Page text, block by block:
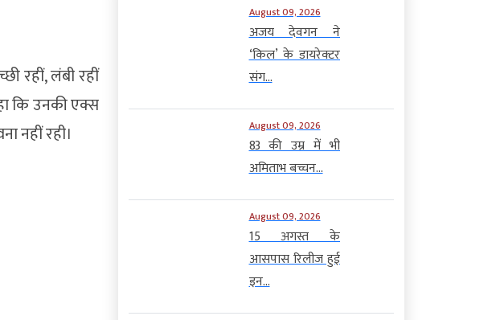
रहीं, लंबी रहीं
कि उनकी एक्स
नहीं रही।
August 09, 2026
अजय देवगन ने
‘किल’ के डायरेक्टर
संग...
August 09, 2026
83 की उम्र में भी
अमिताभ बच्चन...
August 09, 2026
15 अगस्त के
आसपास रिलीज हुई
इन...